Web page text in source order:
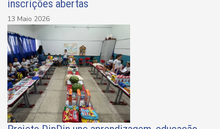
inscrições abertas
13 Maio 2026